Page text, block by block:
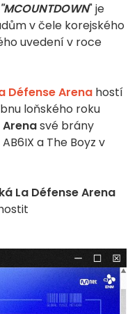
"MCOUNTDOWN" je
v čele korejského
uvedení v roce
Défense Arena hostí
loňského roku
své brány
a The Boyz v
La Défense Arena